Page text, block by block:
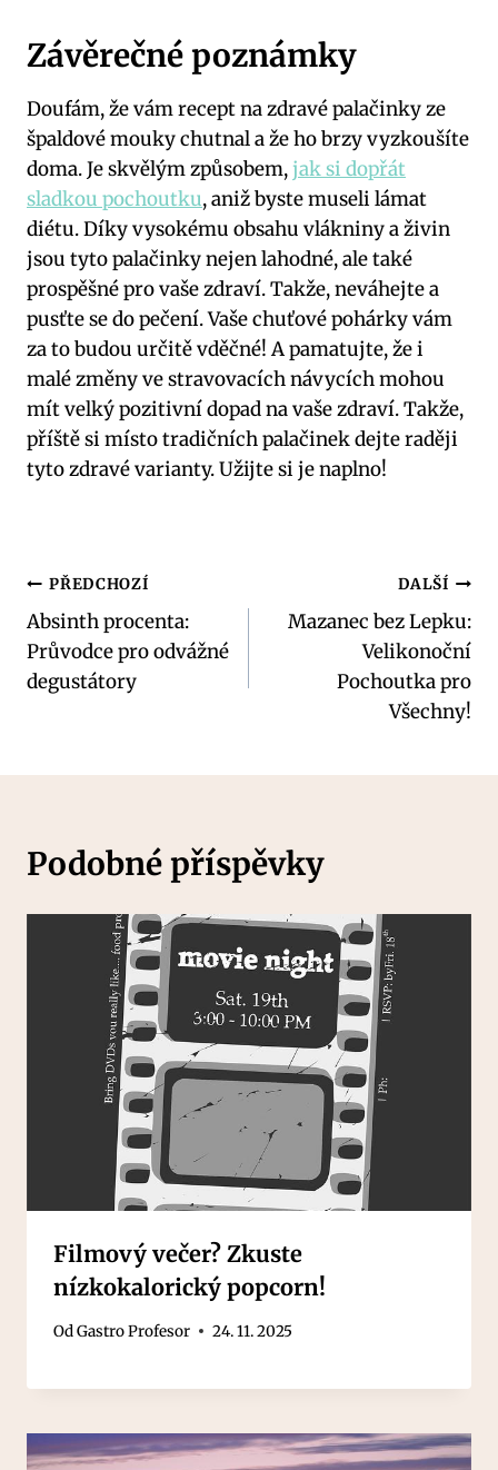
Závěrečné poznámky
Doufám, že vám recept na zdravé palačinky ze
špaldové mouky chutnal a že ho brzy vyzkoušíte
doma. Je skvělým způsobem,jak si dopřát
sladkou pochoutku, aniž byste museli lámat
diétu. Díky vysokému obsahu vlákniny a živin
jsou tyto palačinky nejen lahodné, ale také
prospěšné pro vaše zdraví. Takže, neváhejte a
pusťte se do pečení. Vaše chuťové pohárky vám
za to budou určitě vděčné! A pamatujte, že i
malé změny ve stravovacích návycích mohou
mít velký pozitivní dopad na vaše zdraví. Takže,
příště si místo tradičních palačinek dejte raději
tyto zdravé varianty. Užijte si je naplno!
Navigace
pro
příspěvek
PŘEDCHOZÍ
Absinth procenta:
Průvodce pro odvážné
degustátory
DALŠÍ
Mazanec bez Lepku:
Velikonoční
Pochoutka pro
Všechny!
Podobné příspěvky
Filmový večer? Zkuste
nízkokalorický popcorn!
OdGastro Profesor 24. 11. 2025